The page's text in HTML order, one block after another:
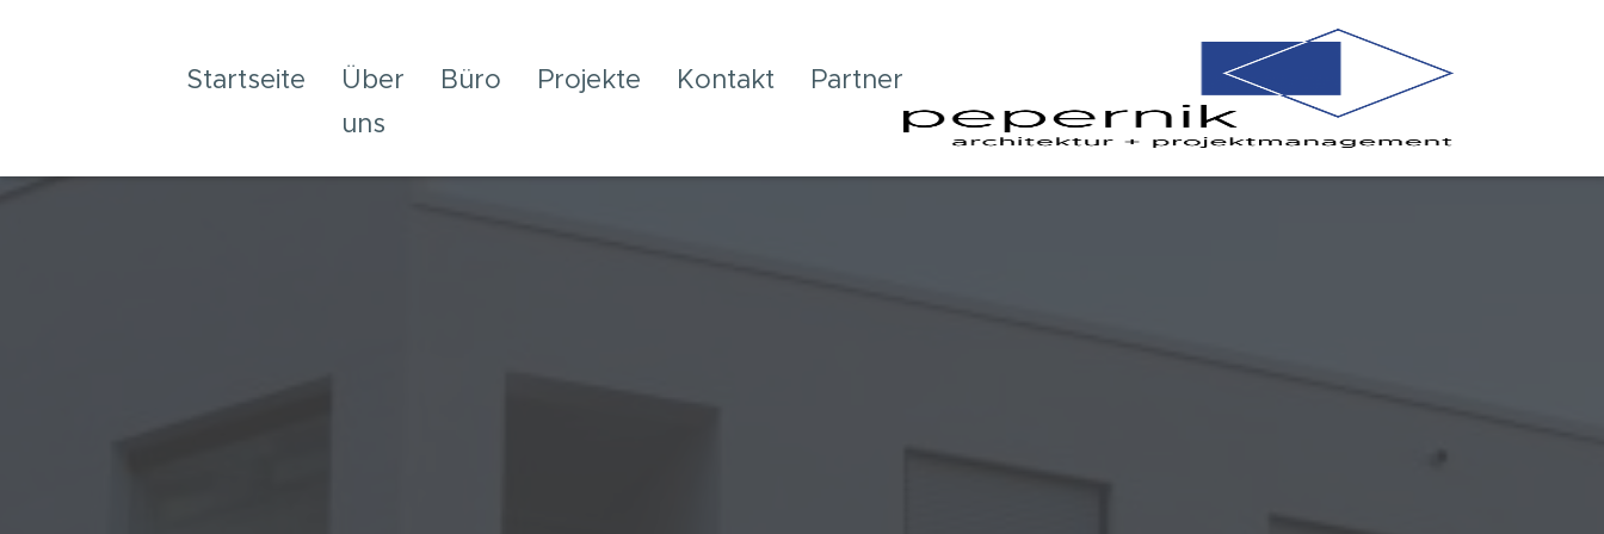
Startseite
Über
uns
Büro Projekte Kontakt Partner